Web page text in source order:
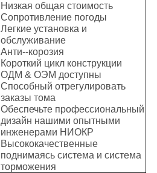
Низкая общая стоимость
Сопротивление погоды
Легкие установка и
обслуживание
Анти--корозия
Короткий цикл конструкции
ОДМ & ОЭМ доступны
Способный отрегулировать
заказы тома
Обеспечьте профессиональный
дизайн нашими опытными
инженерами НИОКР
Высококачественные
поднимаясь система и система
торможения